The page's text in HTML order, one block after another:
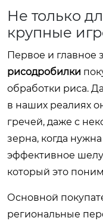
Не только
крупные
Первое и главное
рисодробилки
обработки риса.
в наших реалиях
гречей, даже с
зерна, когда
эффективное
который это
Основной
региональные